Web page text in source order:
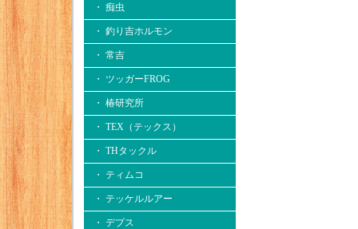
・ 痴虫
・ 釣り吉ホルモン
・ 常吉
・ ツッガーFROG
・ 椿研究所
・ TEX（テックス）
・ THタックル
・ ティムコ
・ テッケルルアー
・ デプス